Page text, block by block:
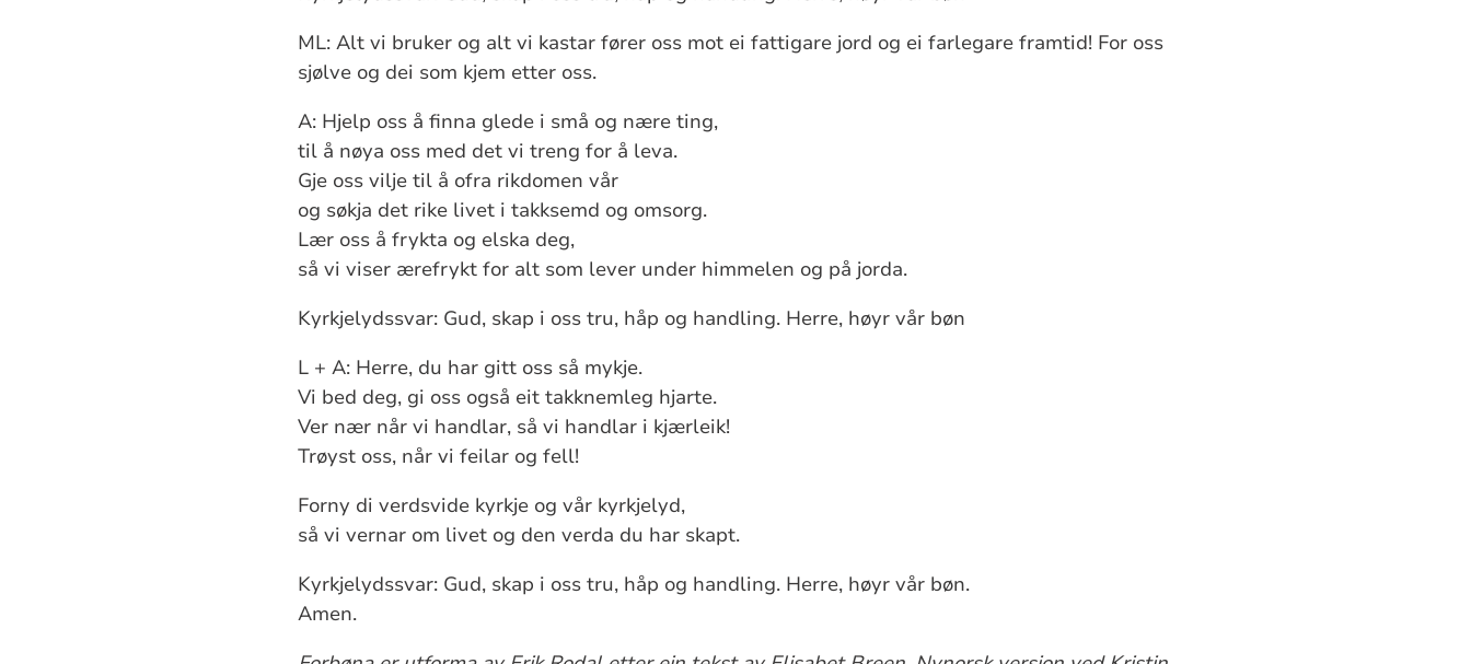
ML: Alt vi bruker og alt vi kastar fører oss mot ei fattigare jord og ei farlegare framtid! For oss
sjølve og dei som kjem etter oss.
A: Hjelp oss å finna glede i små og nære ting,
til å nøya oss med det vi treng for å leva.
Gje oss vilje til å ofra rikdomen vår
og søkja det rike livet i takksemd og omsorg.
Lær oss å frykta og elska deg,
så vi viser ærefrykt for alt som lever under himmelen og på jorda.
Kyrkjelydssvar: Gud, skap i oss tru, håp og handling. Herre, høyr vår bøn
L + A: Herre, du har gitt oss så mykje.
Vi bed deg, gi oss også eit takknemleg hjarte.
Ver nær når vi handlar, så vi handlar i kjærleik!
Trøyst oss, når vi feilar og fell!
Forny di verdsvide kyrkje og vår kyrkjelyd,
så vi vernar om livet og den verda du har skapt.
Kyrkjelydssvar: Gud, skap i oss tru, håp og handling. Herre, høyr vår bøn.
Amen.